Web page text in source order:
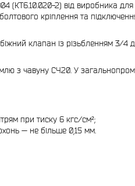
(КТ6.10.020-2) від виробника
кріплення та
клапан із різьбленням 3/4
з чавуну СЧ20. У
при тиску 6 кгс/см²;
— не більше 0,15 мм.